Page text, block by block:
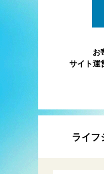
お
サイト運
ライフ